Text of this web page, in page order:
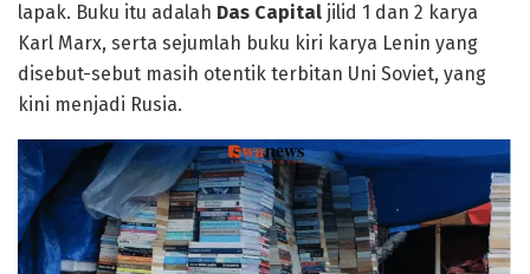
lapak. Buku itu adalah Das Capital jilid 1 dan 2 karya
Karl Marx, serta sejumlah buku kiri karya Lenin yang
disebut-sebut masih otentik terbitan Uni Soviet, yang
kini menjadi Rusia.